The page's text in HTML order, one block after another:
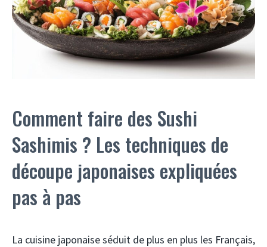
Comment faire des Sushi
Sashimis ? Les techniques de
découpe japonaises expliquées
pas à pas
La cuisine japonaise séduit de plus en plus les Français,